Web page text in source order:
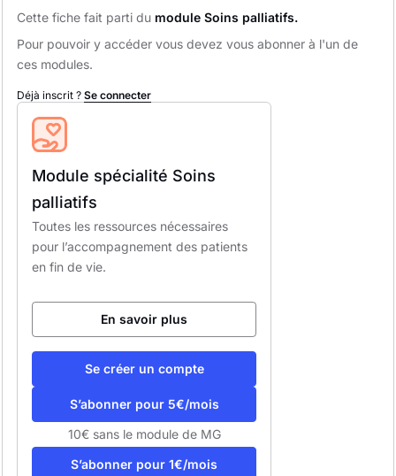
Cette fiche fait parti du module Soins palliatifs.
Pour pouvoir y accéder vous devez vous abonner à l'un de
ces modules.
Déjà inscrit ? Se connecter
Module spécialité Soins
palliatifs
Toutes les ressources nécessaires
pour l’accompagnement des patients
en fin de vie.
En savoir plus
Se créer un compte
S’abonner pour 5€/mois
10€ sans le module de MG
S’abonner pour 1€/mois